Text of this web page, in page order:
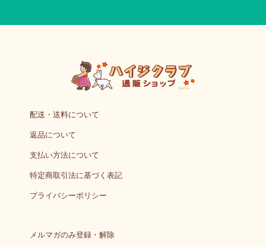
配送・送料について
返品について
支払い方法について
特定商取引法に基づく表記
プライバシーポリシー
メルマガのみ登録・解除